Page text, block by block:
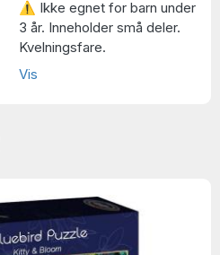
⚠ Ikke egnet for barn under
3 år. Inneholder små deler.
Kvelningsfare.
Vis